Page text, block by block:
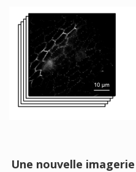
Une nouvelle